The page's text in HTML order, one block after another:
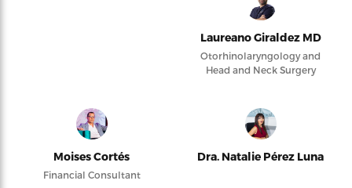
Laureano Giraldez MD
Otorhinolaryngology and
Head and Neck Surgery
Moises Cortés
Financial Consultant
Dra. Natalie Pérez Luna